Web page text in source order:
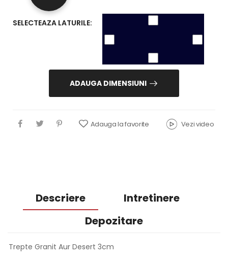
SELECTEAZA LATURILE:
ADAUGA DIMENSIUNI
Adauga la favorite Vezi video
Descriere
Intretinere
Depozitare
Trepte Granit Aur Desert 3cm